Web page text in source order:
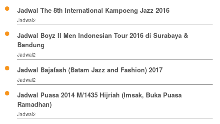
Jadwal The 8th International Kampoeng Jazz 2016
Jadwal2
Jadwal Boyz II Men Indonesian Tour 2016 di Surabaya &
Bandung
Jadwal2
Jadwal Bajafash (Batam Jazz and Fashion) 2017
Jadwal2
Jadwal Puasa 2014 M/1435 Hijriah (Imsak, Buka Puasa
Ramadhan)
Jadwal2